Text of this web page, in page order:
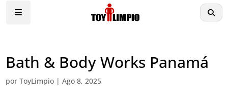
Bath & Body Works Panamá
porToyLimpio |Ago 8, 2025